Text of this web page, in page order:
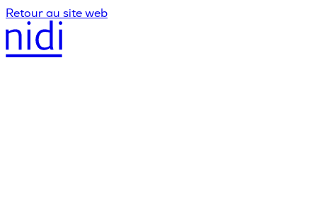
Retour au site web